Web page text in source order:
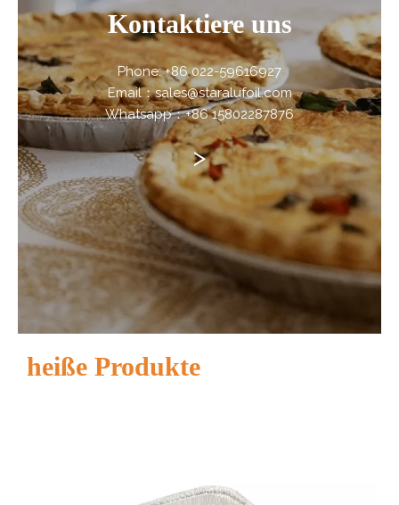
Kontaktiere uns
Phone: +86 022-59616927
Email：sales@staralufoil.com
Whatsapp：+86 15802287876
>
heiße Produkte